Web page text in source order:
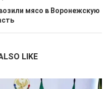
мясо в Воронежскую
LIKE